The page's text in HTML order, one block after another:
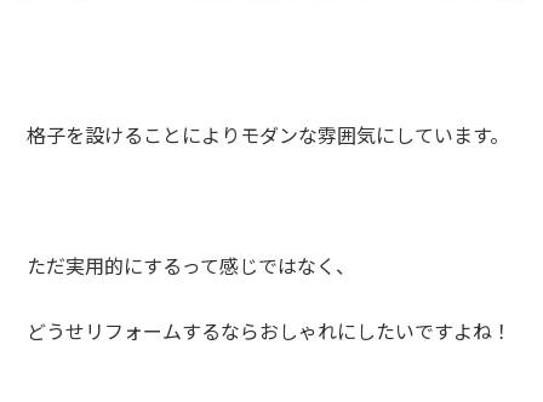
格子を設けることによりモダンな雰囲気にしています。
ただ実用的にするって感じではなく、
どうせリフォームするならおしゃれにしたいですよね！